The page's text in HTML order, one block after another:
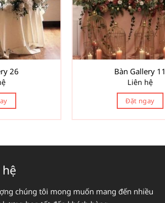
26 Bàn Gallery 11
Liên hệ
Đặt ngay
chúng tôi mong muốn mang đến nhiều